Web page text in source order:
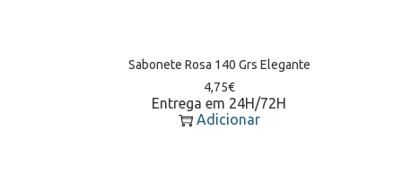
Sabonete Rosa 140 Grs Elegante
4,75€
Entrega em 24H/72H
Adicionar